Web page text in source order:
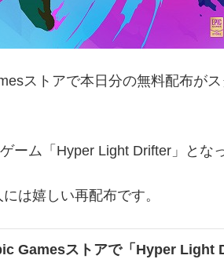
ストアで本日分の無料配布がス
ーム「Hyper Light Drifter」とな
は嬉しい再配布です。
Gamesストアで「Hyper Light